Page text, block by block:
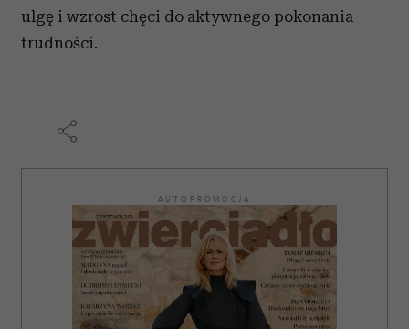
ulgę i wzrost chęci do aktywnego pokonania
trudności.
AUTOPROMOCJA